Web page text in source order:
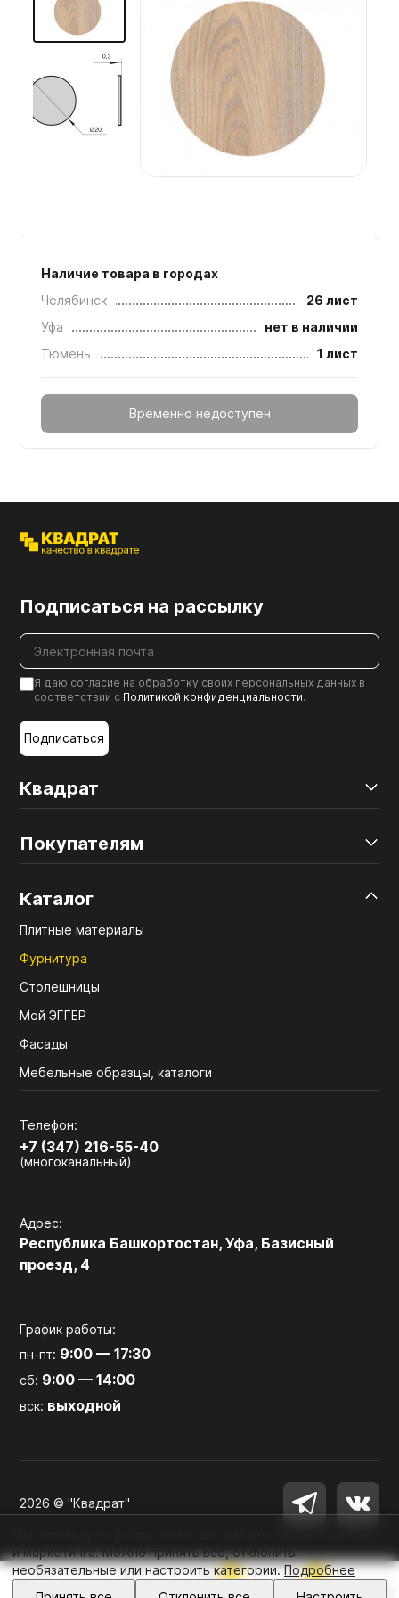
0 0
Войти
Мебельные образцы, каталоги
Наличие товара в городах
Челябинск
26 лист
Уфа
нет в наличии
Тюмень
1 лист
Временно недоступен
Квадрат
Покупателям
Каталог
Плитные материалы
Фурнитура
Столешницы
Мой ЭГГЕР
Фасады
Мебельные образцы, каталоги
Телефон:
+7 (347) 216-55-40
(многоканальный)
Адрес:
Республика Башкортостан, Уфа, Базисный
проезд, 4
График работы:
пн-пт: 9:00 — 17:30
сб: 9:00 — 14:00
вск: выходной
Подписаться на рассылку
Я даю согласие на обработку своих персональных данных в
соответствии с Политикой конфиденциальности.
Подписаться
2026 © "Квадрат"
и маркетинга. Можно принять все, отклонить
необязательные или настроить категории.Подробнее